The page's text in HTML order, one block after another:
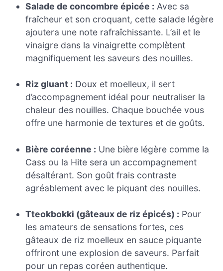
Salade de concombre épicée : Avec sa
fraîcheur et son croquant, cette salade légère
ajoutera une note rafraîchissante. L’ail et le
vinaigre dans la vinaigrette complètent
magnifiquement les saveurs des nouilles.
Riz gluant : Doux et moelleux, il sert
d’accompagnement idéal pour neutraliser la
chaleur des nouilles. Chaque bouchée vous
offre une harmonie de textures et de goûts.
Bière coréenne : Une bière légère comme la
Cass ou la Hite sera un accompagnement
désaltérant. Son goût frais contraste
agréablement avec le piquant des nouilles.
Tteokbokki (gâteaux de riz épicés) : Pour
les amateurs de sensations fortes, ces
gâteaux de riz moelleux en sauce piquante
offriront une explosion de saveurs. Parfait
pour un repas coréen authentique.